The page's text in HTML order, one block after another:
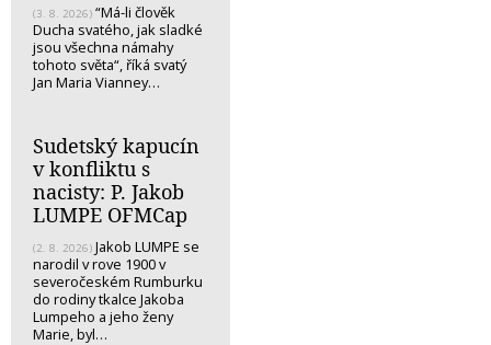
(3. 8. 2026) “Má-li člověk
Ducha svatého, jak sladké
jsou všechna námahy
tohoto světa“, říká svatý
Jan Maria Vianney…
Sudetský kapucín
v konfliktu s
nacisty: P. Jakob
LUMPE OFMCap
(2. 8. 2026) Jakob LUMPE se
narodil v rove 1900 v
severočeském Rumburku
do rodiny tkalce Jakoba
Lumpeho a jeho ženy
Marie, byl…